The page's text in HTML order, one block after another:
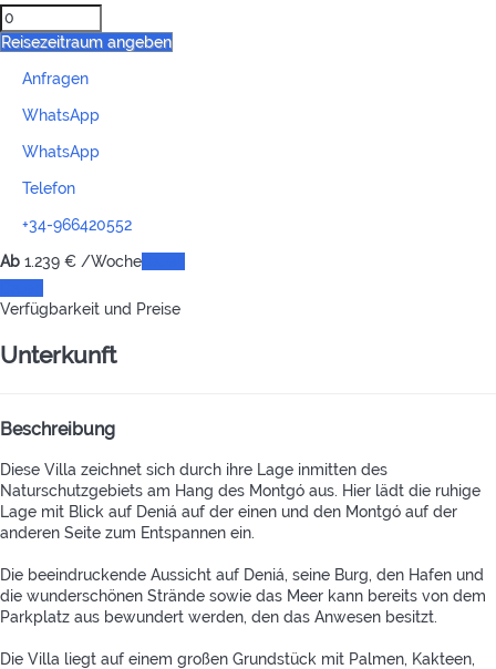
Reisezeitraum angeben
Anfragen
WhatsApp
WhatsApp
Telefon
+34-966420552
Ab 1.239 € /Woche
Verfügbarkeit und Preise
Unterkunft
Beschreibung
Diese Villa zeichnet sich durch ihre Lage inmitten des
Naturschutzgebiets am Hang des Montgó aus. Hier lädt die ruhige
Lage mit Blick auf Deniá auf der einen und den Montgó auf der
anderen Seite zum Entspannen ein.
Die beeindruckende Aussicht auf Deniá, seine Burg, den Hafen und
die wunderschönen Strände sowie das Meer kann bereits von dem
Parkplatz aus bewundert werden, den das Anwesen besitzt.
Die Villa liegt auf einem großen Grundstück mit Palmen, Kakteen,